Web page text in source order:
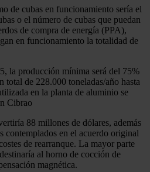
de cubas en funcionamiento sería el
o el número de cubas que puedan
de compra de energía (PPA),
en funcionamiento la totalidad de
la producción mínima será del 75%
total de 228.000 toneladas/año hasta
en la planta de aluminio se
Cibrao
88 millones de dólares, además
contemplados en el acuerdo original
de rearranque. La mayor parte
al horno de cocción de
magnética.